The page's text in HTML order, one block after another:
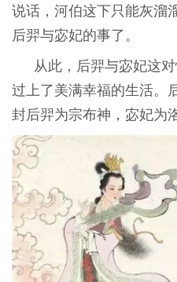
说话，河伯这下只能灰溜
后羿与宓妃的事了。
从此，后羿与宓妃这
过上了美满幸福的生活。
封后羿为宗布神，宓妃为